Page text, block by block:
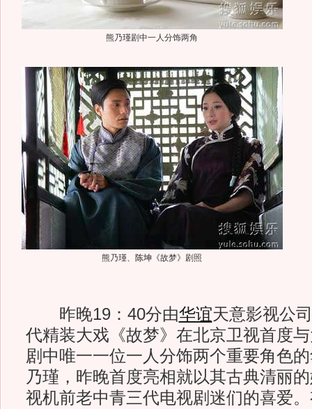
熊乃瑾剧中一人分饰两角
熊乃瑾、 陈坤 《故梦》剧照
昨晚19：40分由华谊天意影视公
代精装大戏《故梦》在北京卫视首度
剧中唯一一位一人分饰两个重要角色
乃瑾，昨晚首度亮相就以其古典清丽
视机前老中青三代电视剧迷们的喜爱